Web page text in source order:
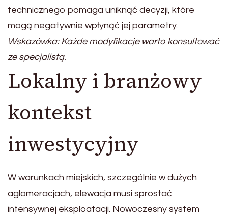
technicznego pomaga uniknąć decyzji, które
mogą negatywnie wpłynąć jej parametry.
Wskazówka: Każde modyfikacje warto konsultować
ze specjalistą.
Lokalny i branżowy
kontekst
inwestycyjny
W warunkach miejskich, szczególnie w dużych
aglomeracjach, elewacja musi sprostać
intensywnej eksploatacji. Nowoczesny system